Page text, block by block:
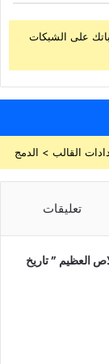
على الشبكات
تعليقات
العظيم ” تاريخ